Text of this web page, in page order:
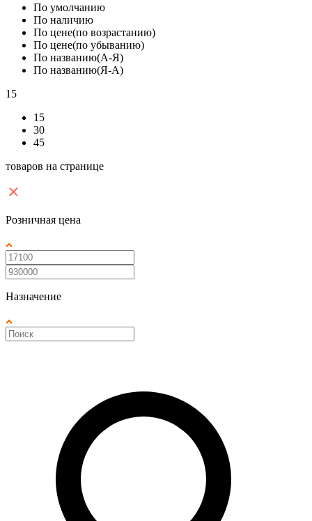
По умолчанию
По наличию
По цене(по возрастанию)
По цене(по убыванию)
По названию(А-Я)
По названию(Я-А)
15
15
30
45
товаров на странице
Розничная цена
Назначение